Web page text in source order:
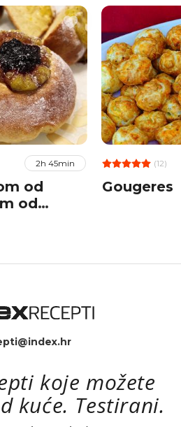
2h 45min
od
od
(12)
Gougeres
koje možete
kuće. Testirani.